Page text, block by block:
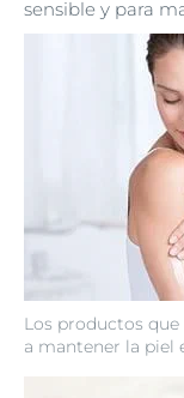
Los productos que
a mantener la piel
sensible y para